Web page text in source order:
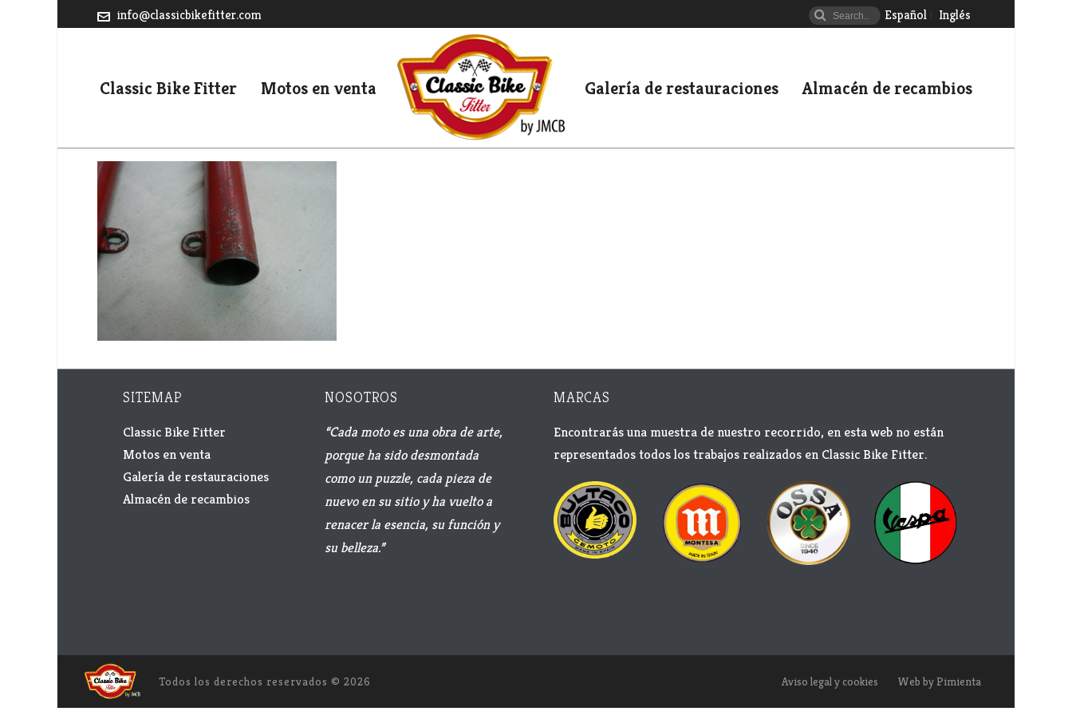
Español Inglés
info@classicbikefitter.com
Classic Bike Fitter Motos en venta Galería de restauraciones Almacén de recambios
SITEMAP
Classic Bike Fitter
Motos en venta
Galería de restauraciones
Almacén de recambios
NOSOTROS
“Cada moto es una obra de arte,
porque ha sido desmontada
como un puzzle, cada pieza de
nuevo en su sitio y ha vuelto a
renacer la esencia, su función y
su belleza.”
MARCAS
Encontrarás una muestra de nuestro recorrido, en esta web no están
representados todos los trabajos realizados en Classic Bike Fitter.
Todos los derechos reservados © 2026 Aviso legal y cookies Web by Pimienta